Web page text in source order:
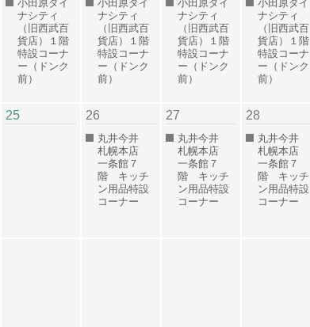
小田原ダイ
ナシティ
（旧西武百
貨店）１階
特設コーナ
ー（ドンク
前）
小田原ダイ
ナシティ
（旧西武百
貨店）１階
特設コーナ
ー（ドンク
前）
小田原ダイ
ナシティ
（旧西武百
貨店）１階
特設コーナ
ー（ドンク
前）
小田原ダイ
ナシティ
（旧西武百
貨店）１階
特設コーナ
ー（ドンク
前）
25 26
丸井今井
札幌本店
一条館７
階 キッチ
ン用品特設
コーナー
27
丸井今井
札幌本店
一条館７
階 キッチ
ン用品特設
コーナー
28
丸井今井
札幌本店
一条館７
階 キッチ
ン用品特設
コーナー